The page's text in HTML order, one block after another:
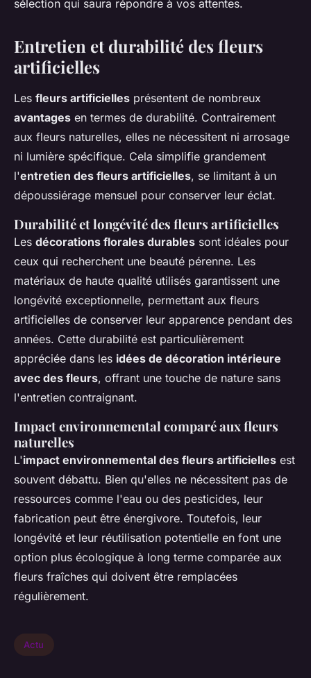
sélection qui saura répondre à vos attentes.
Entretien et durabilité des fleurs
artificielles
Les fleurs artificielles présentent de nombreux
avantages en termes de durabilité. Contrairement
aux fleurs naturelles, elles ne nécessitent ni arrosage
ni lumière spécifique. Cela simplifie grandement
l'entretien des fleurs artificielles, se limitant à un
dépoussiérage mensuel pour conserver leur éclat.
Durabilité et longévité des fleurs artificielles
Les décorations florales durables sont idéales pour
ceux qui recherchent une beauté pérenne. Les
matériaux de haute qualité utilisés garantissent une
longévité exceptionnelle, permettant aux fleurs
artificielles de conserver leur apparence pendant des
années. Cette durabilité est particulièrement
appréciée dans les idées de décoration intérieure
avec des fleurs, offrant une touche de nature sans
l'entretien contraignant.
Impact environnemental comparé aux fleurs
naturelles
L'impact environnemental des fleurs artificielles est
souvent débattu. Bien qu'elles ne nécessitent pas de
ressources comme l'eau ou des pesticides, leur
fabrication peut être énergivore. Toutefois, leur
longévité et leur réutilisation potentielle en font une
option plus écologique à long terme comparée aux
fleurs fraîches qui doivent être remplacées
régulièrement.
Actu